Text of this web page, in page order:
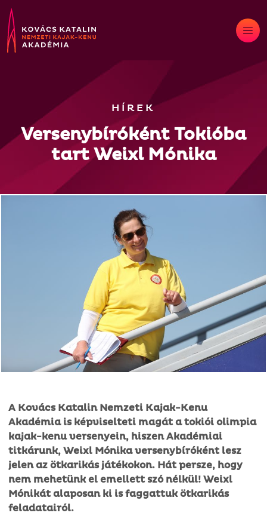
Skip
to
content
HÍREK
Versenybíróként Tokióba
tart Weixl Mónika
A Kovács Katalin Nemzeti Kajak-Kenu
Akadémia is képviselteti magát a tokiói olimpia
kajak-kenu versenyein, hiszen Akadémiai
titkárunk, Weixl Mónika versenybíróként lesz
jelen az ötkarikás játékokon. Hát persze, hogy
nem mehetünk el emellett szó nélkül! Weixl
Mónikát alaposan ki is faggattuk ötkarikás
feladatairól.